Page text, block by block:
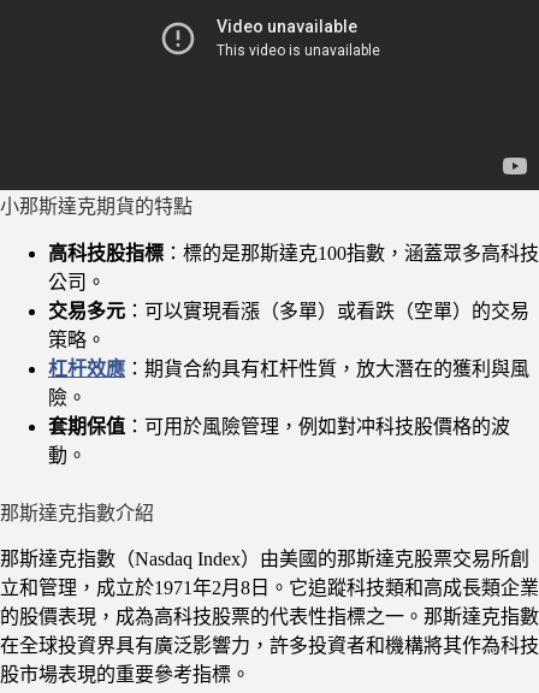
小那斯達克期貨的特點
高科技股指標 ：標的是那斯達克100指數，涵蓋眾多高科技
公司。
交易多元 ：可以實現看漲（多單）或看跌（空單）的交易
策略。
杠杆效應 ：期貨合約具有杠杆性質，放大潛在的獲利與風
險。
套期保值 ：可用於風險管理，例如對冲科技股價格的波
動。
那斯達克指數介紹
那斯達克指數（Nasdaq Index）由美國的那斯達克股票交易所創
立和管理，成立於1971年2月8日。它追蹤科技類和高成長類企業
的股價表現，成為高科技股票的代表性指標之一。那斯達克指數
在全球投資界具有廣泛影響力，許多投資者和機構將其作為科技
股市場表現的重要參考指標。